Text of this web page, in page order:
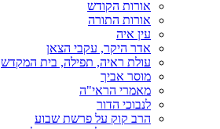
אורות הקודש
אורות התורה
עין איה
אדר היקר, עקבי הצאן
עולת ראיה, תפילה, בית המקדש
מוסר אביך
מאמרי הראי"ה
לנבוכי הדור
הרב קוק על פרשת שבוע